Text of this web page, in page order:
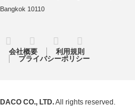
Bangkok 10110
Twitter FacebookInstagram
会社概要
利用規則
プライバシーポリシー
DACO CO., LTD.All rights reserved.